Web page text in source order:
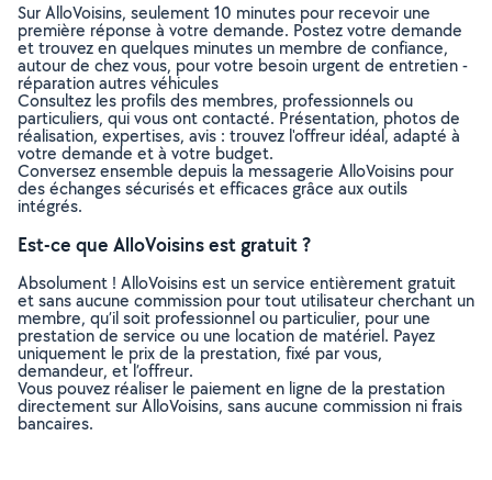
Sur AlloVoisins, seulement 10 minutes pour recevoir une
première réponse à votre demande. Postez votre demande
et trouvez en quelques minutes un membre de confiance,
autour de chez vous, pour votre besoin urgent de entretien -
réparation autres véhicules
Consultez les profils des membres, professionnels ou
particuliers, qui vous ont contacté. Présentation, photos de
réalisation, expertises, avis : trouvez l'offreur idéal, adapté à
votre demande et à votre budget.
Conversez ensemble depuis la messagerie AlloVoisins pour
des échanges sécurisés et efficaces grâce aux outils
intégrés.
Est-ce que AlloVoisins est gratuit ?
Absolument ! AlloVoisins est un service entièrement gratuit
et sans aucune commission pour tout utilisateur cherchant un
membre, qu’il soit professionnel ou particulier, pour une
prestation de service ou une location de matériel. Payez
uniquement le prix de la prestation, fixé par vous,
demandeur, et l’offreur.
Vous pouvez réaliser le paiement en ligne de la prestation
directement sur AlloVoisins, sans aucune commission ni frais
bancaires.